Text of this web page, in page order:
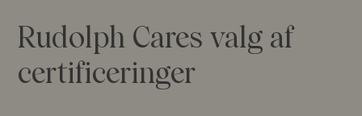
Rudolph Cares valg af
certificeringer